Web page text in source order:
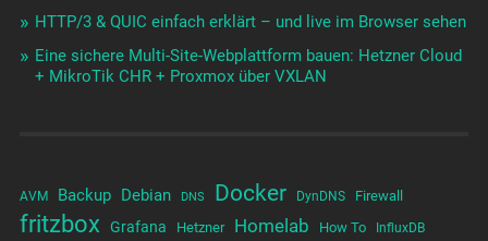
HTTP/3 & QUIC einfach erklärt – und live im Browser sehen
Eine sichere Multi-Site-Webplattform bauen: Hetzner Cloud
+ MikroTik CHR + Proxmox über VXLAN
AVM Backup Debian DNS Docker DynDNS Firewall
fritzbox Grafana Hetzner Homelab How To InfluxDB